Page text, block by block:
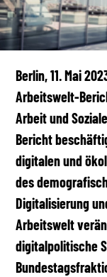
Berlin, 11. Mai
Arbeitswelt-
Arbeit und
Bericht
digitalen und
des
Digitalisierung
Arbeitswelt
digitalpolitische